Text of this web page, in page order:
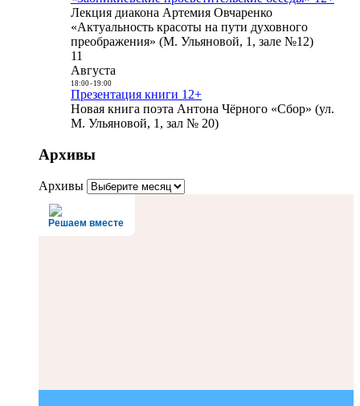
Лекция диакона Артемия Овчаренко
«Актуальность красоты на пути духовного
преображения» (М. Ульяновой, 1, зале №12)
11
Августа
18:00- 19:00
Презентация книги 12+
Новая книга поэта Антона Чёрного «Сбор» (ул.
М. Ульяновой, 1, зал № 20)
Архивы
Архивы
Решаем вместе